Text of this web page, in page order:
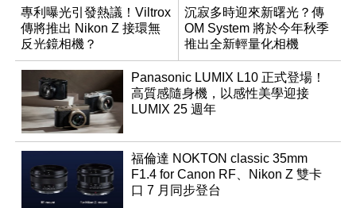
專利曝光引發熱議！Viltrox
傳將推出 Nikon Z 接環無
反光鏡相機？
沉寂多時迎來新曙光？傳
OM System 將於今年秋季
推出全新輕量化相機
Panasonic LUMIX L10 正式登場！
高質感隨身機，以感性美學迎接
LUMIX 25 週年
福倫達 NOKTON classic 35mm
F1.4 for Canon RF、Nikon Z 雙卡
口 7 月同步登台